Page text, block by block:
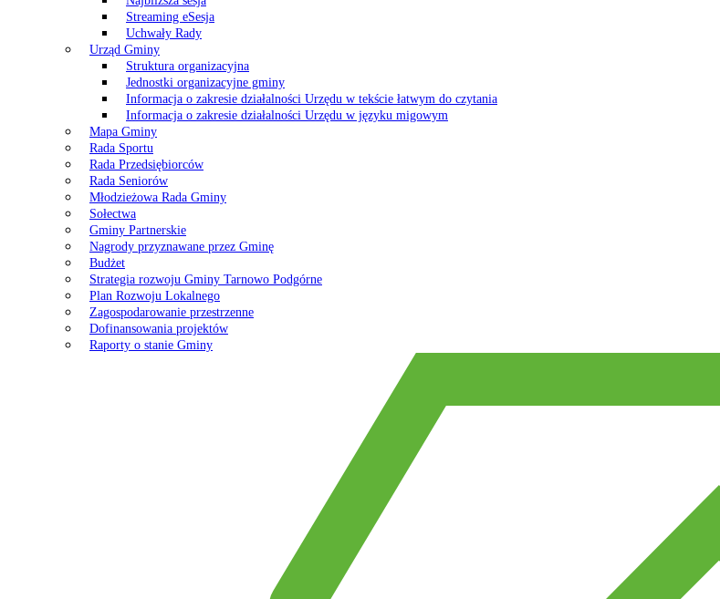
Streaming eSesja
Uchwały Rady
Urząd Gminy
Struktura organizacyjna
Jednostki organizacyjne gminy
Informacja o zakresie działalności Urzędu w tekście łatwym do czytania
Informacja o zakresie działalności Urzędu w języku migowym
Mapa Gminy
Rada Sportu
Rada Przedsiębiorców
Rada Seniorów
Młodzieżowa Rada Gminy
Sołectwa
Gminy Partnerskie
Nagrody przyznawane przez Gminę
Budżet
Strategia rozwoju Gminy Tarnowo Podgórne
Plan Rozwoju Lokalnego
Zagospodarowanie przestrzenne
Dofinansowania projektów
Raporty o stanie Gminy